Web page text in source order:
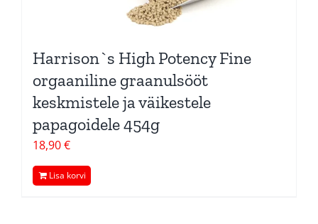
Harrison`s High Potency Fine
orgaaniline graanulsööt
keskmistele ja väikestele
papagoidele 454g
18,90€
Lisa korvi